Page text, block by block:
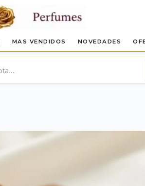
MAS VENDIDOS NOVEDADES